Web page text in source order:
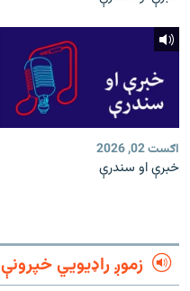
اګست 02, 2026
خبرې او سندرې
زموږ راډیويي خپرونې